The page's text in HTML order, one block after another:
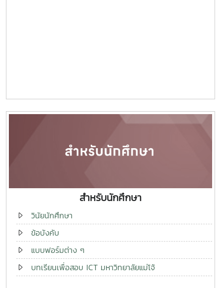
สำหรับนักศึกษา
วินัยนักศึกษา
ข้อบังคับ
แบบฟอร์มต่าง ๆ
บทเรียนเพื่อสอบ ICT มหาวิทยาลัยแม่โจ้